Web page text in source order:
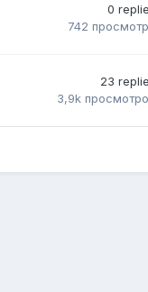
0
742
23
3,9k